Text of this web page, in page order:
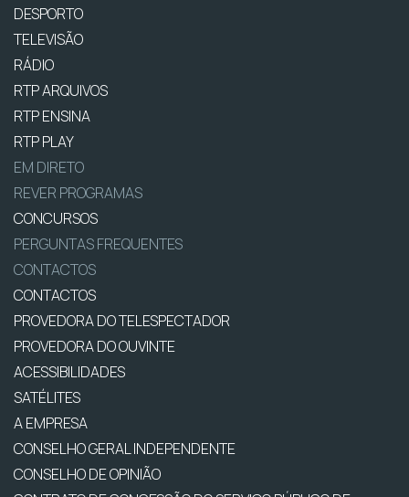
DESPORTO
TELEVISÃO
RÁDIO
RTP ARQUIVOS
RTP ENSINA
RTP PLAY
EM DIRETO
REVER PROGRAMAS
CONCURSOS
PERGUNTAS FREQUENTES
CONTACTOS
CONTACTOS
PROVEDORA DO TELESPECTADOR
PROVEDORA DO OUVINTE
ACESSIBILIDADES
SATÉLITES
A EMPRESA
CONSELHO GERAL INDEPENDENTE
CONSELHO DE OPINIÃO